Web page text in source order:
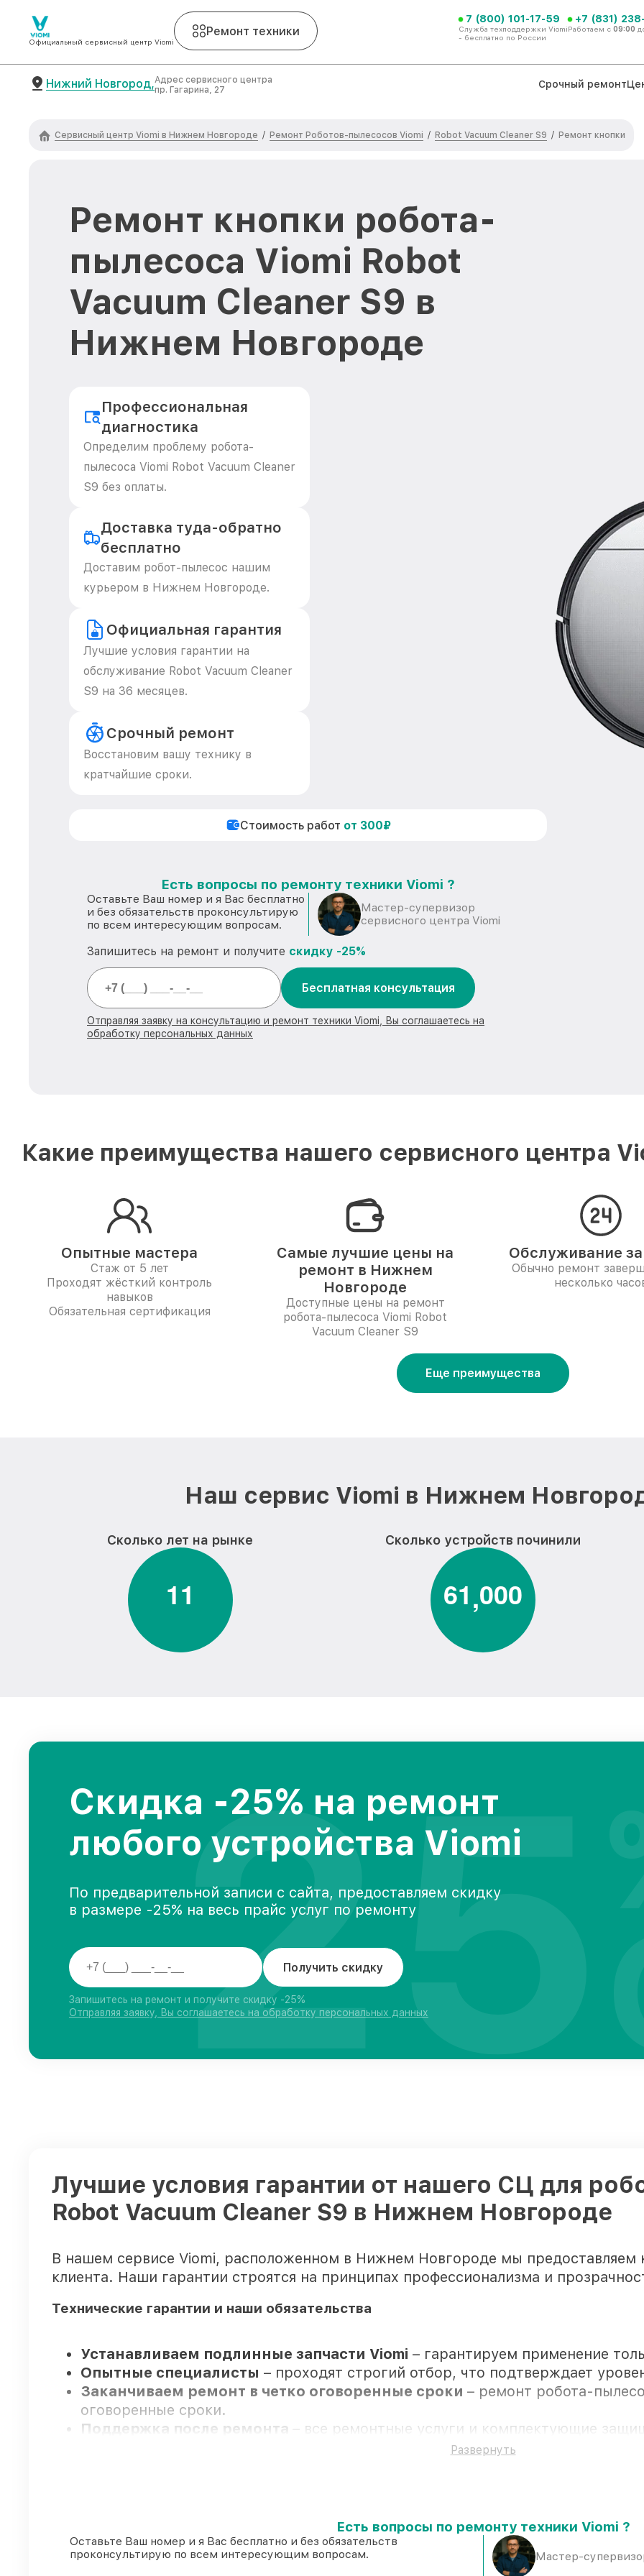
Официальный сервисный центр Viomi
Ремонт техники
7 (800) 101-17-59
Служба техподдержки Viomi
- бесплатно по России
+7 (831)
Работаем с 09:00
Нижний Новгород,Адрес сервисного центра
пр. Гагарина, 27
Срочный ремонт
Сервисный центр Viomi в Нижнем Новгороде / Ремонт Роботов-пылесосов Viomi / Robot Vacuum Cleaner S9 / Ремонт кнопки
Ремонт кнопки робота-
пылесоса Viomi Robot
Vacuum Cleaner S9 в
Нижнем Новгороде
Профессиональная
диагностика
Определим проблему робота-
пылесоса Viomi Robot Vacuum Cleaner
S9 без оплаты.
Доставка туда-обратно
бесплатно
Доставим робот-пылесос нашим
курьером в Нижнем Новгороде.
Официальная гарантия
Лучшие условия гарантии на
обслуживание Robot Vacuum Cleaner
S9 на 36 месяцев.
Срочный ремонт
Восстановим вашу технику в
кратчайшие сроки.
Стоимость работ от 300₽
Есть вопросы по ремонту техники Viomi ?
Оставьте Ваш номер и я Вас бесплатно
и без обязательств проконсультирую
по всем интересующим вопросам.
Мастер-супервизор
сервисного центра Viomi
Запишитесь на ремонт и получите скидку -25%
Бесплатная консультация
Отправляя заявку на консультацию и ремонт техники Viomi, Вы соглашаетесь на
обработку персональных данных
Какие преимущества нашего сервисного центра
Опытные мастера
Стаж от 5 лет
Проходят жёсткий контроль
навыков
Обязательная сертификация
Самые лучшие цены на
ремонт в Нижнем
Новгороде
Доступные цены на ремонт
робота-пылесоса Viomi Robot
Vacuum Cleaner S9
Обслуживание за
Обычно ремонт
несколько
Еще преимущества
Наш сервис Viomi в Нижнем
Сколько лет на рынке
11
Сколько устройств починили
61,000
Скидка -25% на ремонт
любого устройства Viomi
По предварительной записи с сайта, предоставляем скидку
в размере -25% на весь прайс услуг по ремонту
Получить скидку
Запишитесь на ремонт и получите скидку -25%
Отправляя заявку, Вы соглашаетесь на обработку персональных данных
25
Лучшие условия гарантии от нашего СЦ для
Robot Vacuum Cleaner S9 в Нижнем Новгороде
В нашем сервисе Viomi, расположенном в Нижнем Новгороде мы предоставляем
клиента. Наши гарантии строятся на принципах профессионализма и
Технические гарантии и наши обязательства
Устанавливаем подлинные запчасти Viomi – гарантируем применение
Опытные специалисты – проходят строгий отбор, что подтверждает
Заканчиваем ремонт в четко оговоренные сроки – ремонт робота-
оговоренные сроки.
Поддержка после ремонта
– все ремонтные услуги и комплектующие
работ выполняем в присутствии клиента
90%деталей Viomi имеются на складе в Нижнем Новгороде, остальные
Фирменные детали Viomi и проверенные реплики
– под любые запросы
Развернуть
Есть вопросы по ремонту техники Viomi ?
Оставьте Ваш номер и я Вас бесплатно и без обязательств
проконсультирую по всем интересующим вопросам.
Мастер-